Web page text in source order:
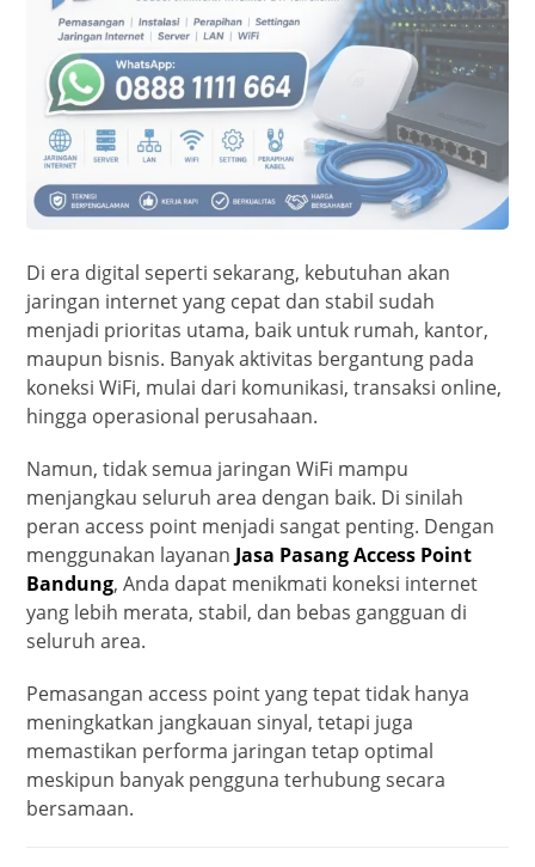
Di era digital seperti sekarang, kebutuhan akan
jaringan internet yang cepat dan stabil sudah
menjadi prioritas utama, baik untuk rumah, kantor,
maupun bisnis. Banyak aktivitas bergantung pada
koneksi WiFi, mulai dari komunikasi, transaksi online,
hingga operasional perusahaan.
Namun, tidak semua jaringan WiFi mampu
menjangkau seluruh area dengan baik. Di sinilah
peran access point menjadi sangat penting. Dengan
menggunakan layanan Jasa Pasang Access Point
Bandung, Anda dapat menikmati koneksi internet
yang lebih merata, stabil, dan bebas gangguan di
seluruh area.
Pemasangan access point yang tepat tidak hanya
meningkatkan jangkauan sinyal, tetapi juga
memastikan performa jaringan tetap optimal
meskipun banyak pengguna terhubung secara
bersamaan.